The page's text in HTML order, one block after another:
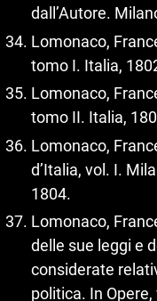
dall’Autore.
Lomonaco,
tomo I. Italia,
Lomonaco,
tomo II. Italia,
Lomonaco,
d’Italia, vol. I.
1804.
Lomonaco,
delle sue leggi e
considerate
politica. In Opere,